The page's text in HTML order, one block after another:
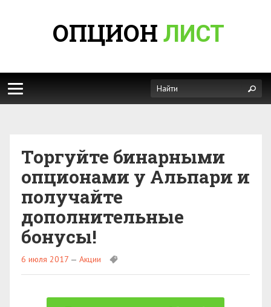
ОПЦИОН ЛИСТ
Торгуйте бинарными
опционами у Альпари и
получайте
дополнительные
бонусы!
6 июля 2017 — Акции